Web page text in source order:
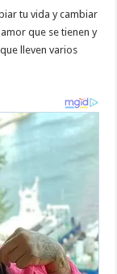
tu vida y cambiar
que se tienen y
lleven varios